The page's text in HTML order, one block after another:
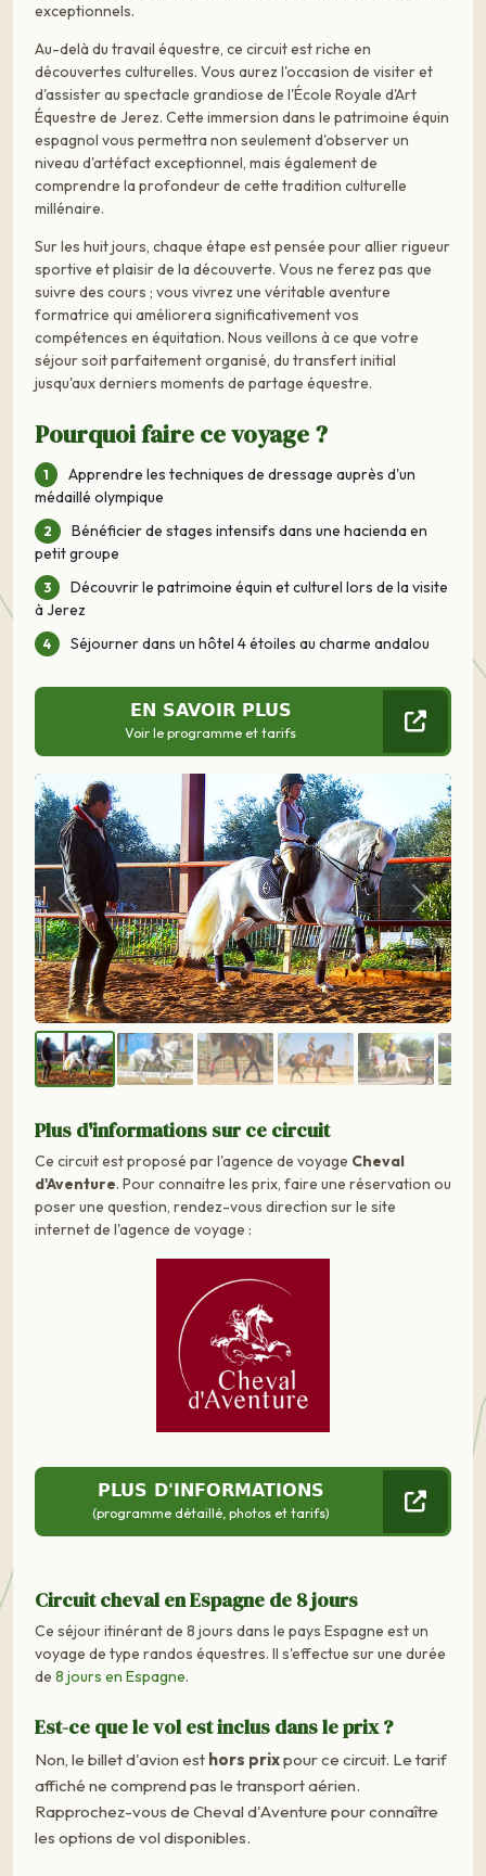
exceptionnels.
Au-delà du travail équestre, ce circuit est riche en
découvertes culturelles. Vous aurez l'occasion de visiter et
d'assister au spectacle grandiose de l'École Royale d'Art
Équestre de Jerez. Cette immersion dans le patrimoine équin
espagnol vous permettra non seulement d'observer un
niveau d'artéfact exceptionnel, mais également de
comprendre la profondeur de cette tradition culturelle
millénaire.
Sur les huit jours, chaque étape est pensée pour allier rigueur
sportive et plaisir de la découverte. Vous ne ferez pas que
suivre des cours ; vous vivrez une véritable aventure
formatrice qui améliorera significativement vos
compétences en équitation. Nous veillons à ce que votre
séjour soit parfaitement organisé, du transfert initial
jusqu'aux derniers moments de partage équestre.
Pourquoi faire ce voyage ?
Apprendre les techniques de dressage auprès d'un
médaillé olympique
Bénéficier de stages intensifs dans une hacienda en
petit groupe
Découvrir le patrimoine équin et culturel lors de la visite
à Jerez
Séjourner dans un hôtel 4 étoiles au charme andalou
EN SAVOIR PLUS
Voir le programme et tarifs
Précédent Suivant
Plus d'informations sur ce circuit
Ce circuit est proposé par l'agence de voyage Cheval
d'Aventure. Pour connaitre les prix, faire une réservation ou
poser une question, rendez-vous direction sur le site
internet de l'agence de voyage :
PLUS D'INFORMATIONS
(programme détaillé, photos et tarifs)
Circuit cheval en Espagne de 8 jours
Ce séjour itinérant de 8 jours dans le pays Espagne est un
voyage de type randos équestres. Il s'effectue sur une durée
de 8 jours en Espagne.
Est-ce que le vol est inclus dans le prix ?
Non, le billet d'avion est hors prixpour ce circuit. Le tarif
affiché ne comprend pas le transport aérien.
Rapprochez-vous de Cheval d'Aventure pour connaître
les options de vol disponibles.